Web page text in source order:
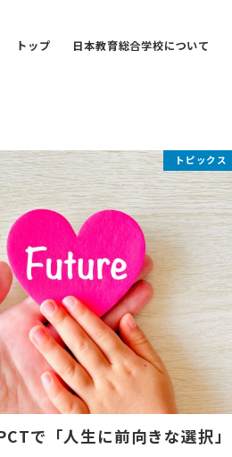
トップ 日本教育総合学校について
トピックス
で「人生に前向きな選択」